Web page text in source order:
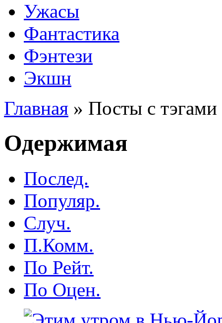
Ужасы
Фантастика
Фэнтези
Экшн
Главная » Посты с
Одержимая
Послед.
Популяр.
Случ.
П.Комм.
По Рейт.
По Оцен.